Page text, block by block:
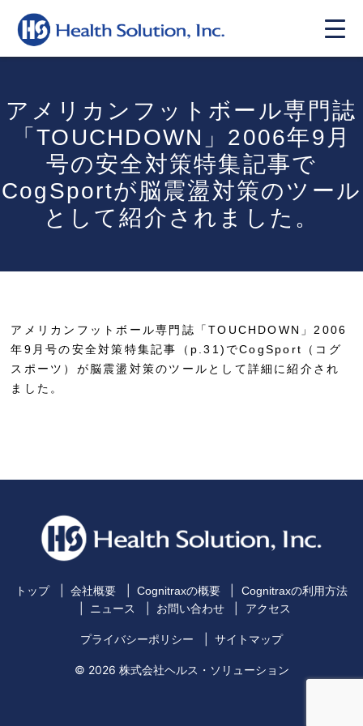
アメリカンフットボール専門誌
「TOUCHDOWN」2006年9月
号の安全対策特集記事で
CogSportが脳震盪対策のツール
として紹介されました。
アメリカンフットボール専門誌「TOUCHDOWN」2006
年9月号の安全対策特集記事（p.31)でCogSport（コグ
スポーツ）が脳震盪対策のツールとして詳細に紹介され
ました。
トップ 会社概要 Cognitraxの概要
Cognitraxの利用方法
ニュース
お問い合わせ アクセス
プライバシーポリシー サイトマップ
© 2026 株式会社ヘルス・ソリューション